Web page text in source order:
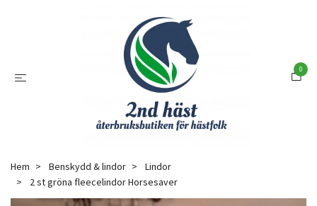
0
Hem Benskydd & lindor
Lindor
2 st gröna fleecelindor Horsesaver